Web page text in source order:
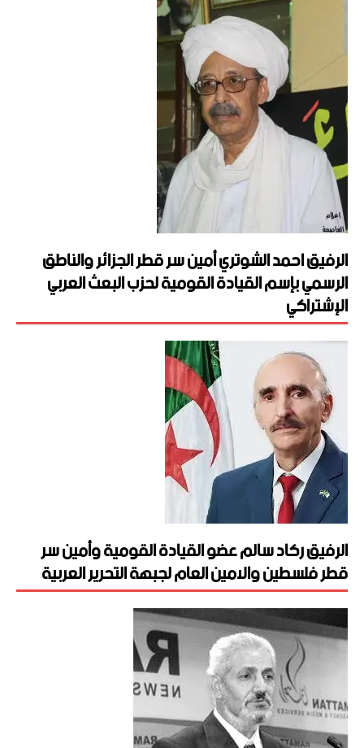
الرفيق احمد الشوتري أمين سر قطر الجزائر والناطق
الرسمي بإسم القيادة القومية لحزب البعث العربي
الإشتراكي
الرفيق ركاد سالم عضو القيادة القومية وأمين سر
قطر فلسطين والامين العام لجبهة التحرير العربية